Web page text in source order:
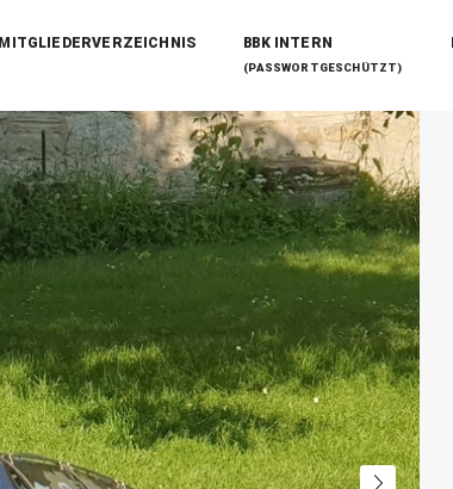
MITGLIEDERVERZEICHNIS BBK INTERN
(PASSWORTGESCHÜTZT)